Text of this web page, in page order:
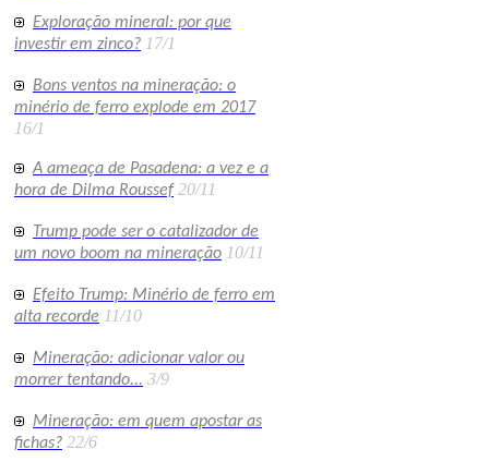
Exploração mineral: por que
investir em zinco? 17/1
Bons ventos na mineração: o
minério de ferro explode em 2017
16/1
A ameaça de Pasadena: a vez e a
hora de Dilma Roussef 20/11
Trump pode ser o catalizador de
um novo boom na mineração 10/11
Efeito Trump: Minério de ferro em
alta recorde 11/10
Mineração: adicionar valor ou
morrer tentando... 3/9
Mineração: em quem apostar as
fichas? 22/6